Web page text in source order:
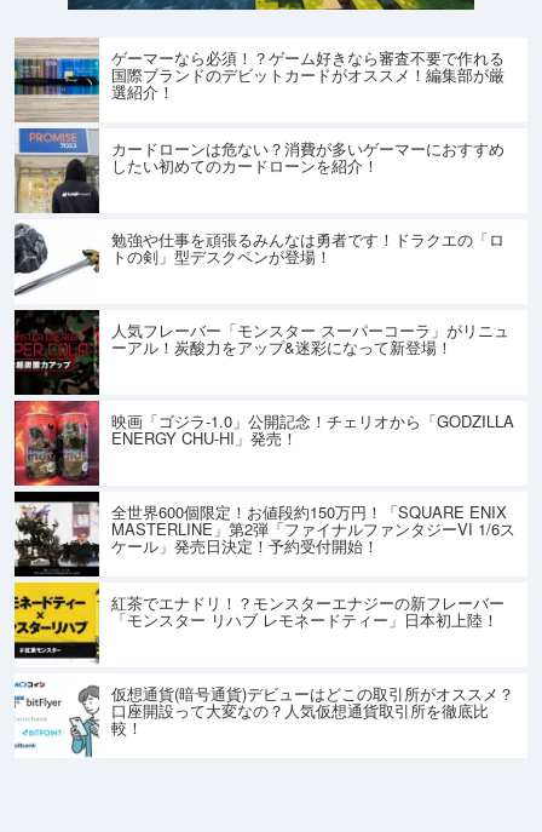
ゲーマーなら必須！？ゲーム好きなら審査不要で作れる
国際ブランドのデビットカードがオススメ！編集部が厳
選紹介！
カードローンは危ない？消費が多いゲーマーにおすすめ
したい初めてのカードローンを紹介！
勉強や仕事を頑張るみんなは勇者です！ドラクエの「ロ
トの剣」型デスクペンが登場！
人気フレーバー「モンスター スーパーコーラ」がリニュ
ーアル！炭酸力をアップ&迷彩になって新登場！
映画「ゴジラ-1.0」公開記念！チェリオから「GODZILLA
ENERGY CHU-HI」発売！
全世界600個限定！お値段約150万円！「SQUARE ENIX
MASTERLINE」第2弾「ファイナルファンタジーVI 1/6ス
ケール」発売日決定！予約受付開始！
紅茶でエナドリ！？モンスターエナジーの新フレーバー
「モンスター リハブ レモネードティー」日本初上陸！
仮想通貨(暗号通貨)デビューはどこの取引所がオススメ？
口座開設って大変なの？人気仮想通貨取引所を徹底比
較！